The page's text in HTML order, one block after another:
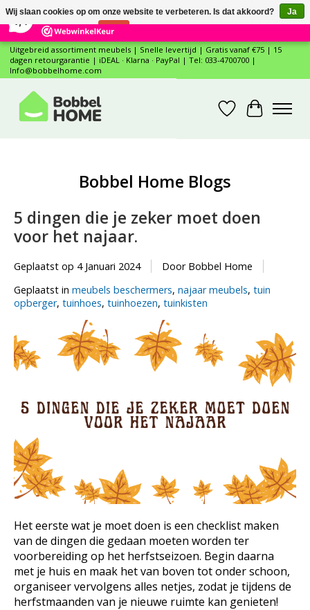
12 Reviews ×
Uitgebreid assortiment meubels | Snelle levertijd | Gratis vanaf €75 | 15
dagen retourgarantie | iDEAL · Klarna · PayPal | Tel: 033-4700700 |
Info@bobbelhome.com
Verlanglijst
Bobbel Home Blogs
5 dingen die je zeker moet doen
voor het najaar.
Geplaatst op 4 Januari 2024
Door Bobbel Home
Geplaatst in meubels beschermers, najaar meubels, tuin
opberger, tuinhoes, tuinhoezen, tuinkisten
Het eerste wat je moet doen is een checklist maken
van de dingen die gedaan moeten worden ter
voorbereiding op het herfstseizoen. Begin daarna
met je huis en maak het van boven tot onder schoon,
organiseer vervolgens alles netjes, zodat je tijdens de
herfstmaanden van je nieuwe ruimte kan genieten!
Wij slaan cookies op om onze website te verbeteren. Is dat akkoord?
Ja
Nee